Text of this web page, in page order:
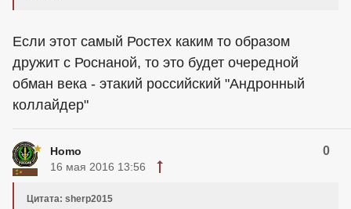
Если этот самый Ростех каким то образом
дружит с Роснаной, то это будет очередной
обман века - этакий российский "Андронный
коллайдер"
Homo 0
16 мая 2016 13:56
Цитата: sherp2015